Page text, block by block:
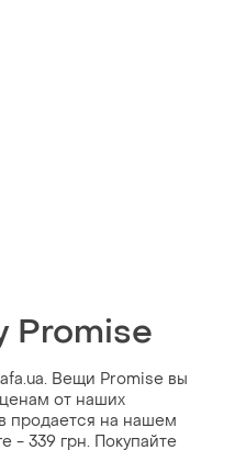
Promise
Вещи Promise вы
от наших
продается на нашем
- 339 грн. Покупайте